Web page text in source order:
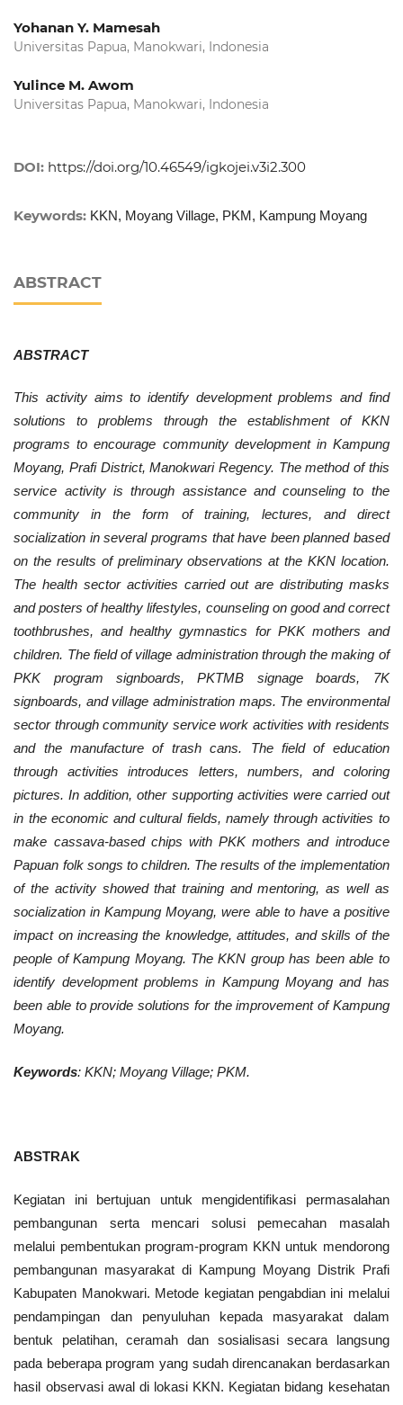
Yohanan Y. Mamesah
Universitas Papua, Manokwari, Indonesia
Yulince M. Awom
Universitas Papua, Manokwari, Indonesia
DOI: https://doi.org/10.46549/igkojei.v3i2.300
Keywords: KKN, Moyang Village, PKM, Kampung Moyang
ABSTRACT
ABSTRACT
This activity aims to identify development problems and find
solutions to problems through the establishment of KKN
programs to encourage community development in Kampung
Moyang, Prafi District, Manokwari Regency. The method of this
service activity is through assistance and counseling to the
community in the form of training, lectures, and direct
socialization in several programs that have been planned based
on the results of preliminary observations at the KKN location.
The health sector activities carried out are distributing masks
and posters of healthy lifestyles, counseling on good and correct
toothbrushes, and healthy gymnastics for PKK mothers and
children. The field of village administration through the making of
PKK program signboards, PKTMB signage boards, 7K
signboards, and village administration maps. The environmental
sector through community service work activities with residents
and the manufacture of trash cans. The field of education
through activities introduces letters, numbers, and coloring
pictures. In addition, other supporting activities were carried out
in the economic and cultural fields, namely through activities to
make cassava-based chips with PKK mothers and introduce
Papuan folk songs to children. The results of the implementation
of the activity showed that training and mentoring, as well as
socialization in Kampung Moyang, were able to have a positive
impact on increasing the knowledge, attitudes, and skills of the
people of Kampung Moyang. The KKN group has been able to
identify development problems in Kampung Moyang and has
been able to provide solutions for the improvement of Kampung
Moyang.
Keywords:KKN; Moyang Village;PKM.
ABSTRAK
Kegiatan ini bertujuan untuk mengidentifikasi permasalahan
pembangunan serta mencari solusi pemecahan masalah
melalui pembentukan program-program KKN untuk mendorong
pembangunan masyarakat di Kampung Moyang Distrik Prafi
Kabupaten Manokwari. Metode kegiatan pengabdian ini melalui
pendampingan dan penyuluhan kepada masyarakat dalam
bentuk pelatihan, ceramah dan sosialisasi secara langsung
pada beberapa program yang sudah direncanakan berdasarkan
hasil observasi awal di lokasi KKN. Kegiatan bidang kesehatan